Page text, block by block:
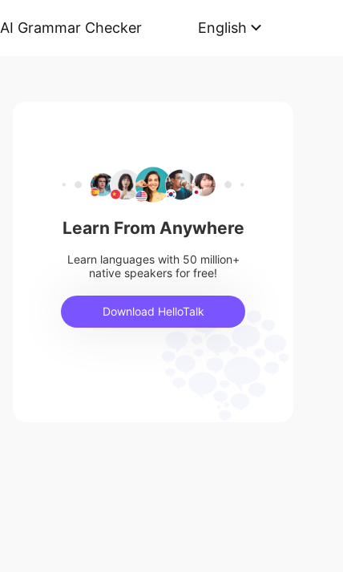
AI Grammar Checker English
Learn From Anywhere
Learn languages with 50 million+
native speakers for free!
Download HelloTalk